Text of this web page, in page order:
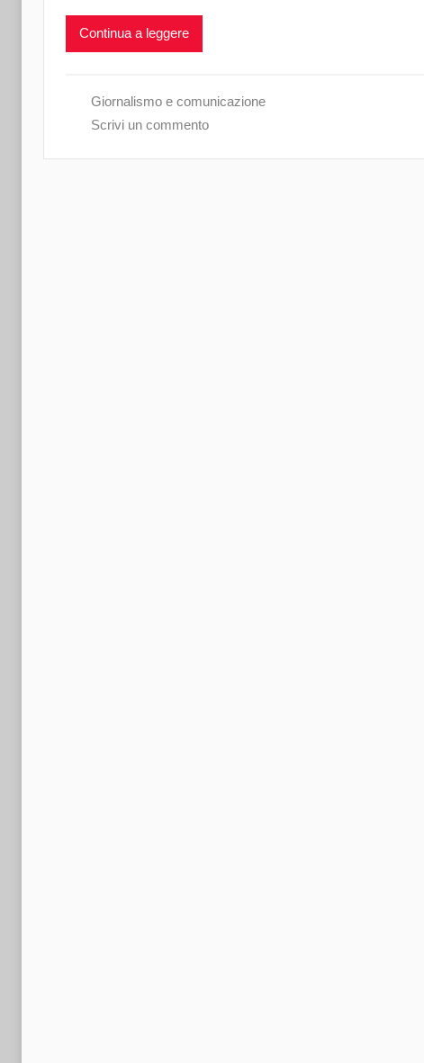
Continua a leggere
Giornalismo e comunicazione
Scrivi un commento